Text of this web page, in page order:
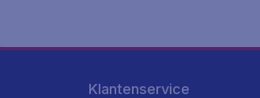
Klantenservice